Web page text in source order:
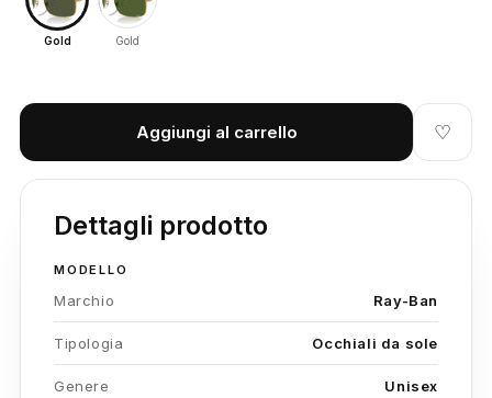
Gold Gold
Aggiungi al carrello ♡
Dettagli prodotto
MODELLO
Marchio Ray-Ban
Tipologia Occhiali da sole
Genere Unisex